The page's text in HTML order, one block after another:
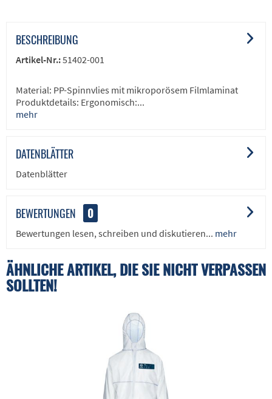
BESCHREIBUNG
Artikel-Nr.:51402-001
Material: PP-Spinnvlies mit mikroporösem Filmlaminat
Produktdetails: Ergonomisch:...
mehr
DATENBLÄTTER
Datenblätter
BEWERTUNGEN 0
Bewertungen lesen, schreiben und diskutieren... mehr
ÄHNLICHE ARTIKEL, DIE SIE NICHT VERPASSEN
SOLLTEN!